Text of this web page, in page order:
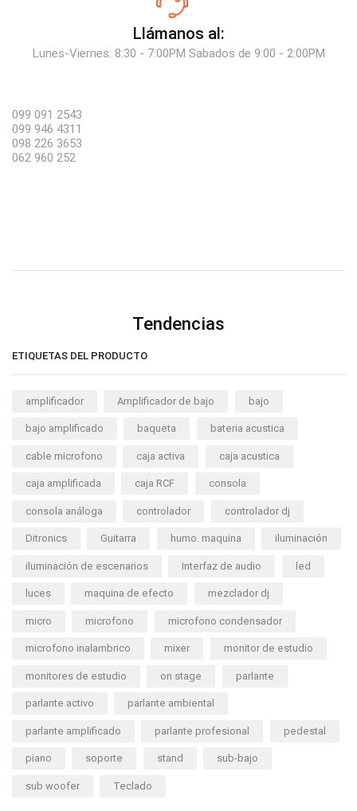
Llámanos al:
Lunes-Viernes: 8:30 - 7:00PM Sabados de 9:00 - 2:00PM
099 091 2543
099 946 4311
098 226 3653
062 960 252
Tendencias
ETIQUETAS DEL PRODUCTO
amplificador Amplificador de bajo bajo
bajo amplificado baqueta bateria acustica
cable microfono caja activa caja acustica
caja amplificada caja RCF consola
consola análoga controlador controlador dj
Ditronics Guitarra humo. maquina iluminación
iluminación de escenarios Interfaz de audio led
luces maquina de efecto mezclador dj
micro microfono microfono condensador
microfono inalambrico mixer monitor de estudio
monitores de estudio on stage parlante
parlante activo parlante ambiental
parlante amplificado parlante profesional pedestal
piano soporte stand sub-bajo
sub woofer Teclado